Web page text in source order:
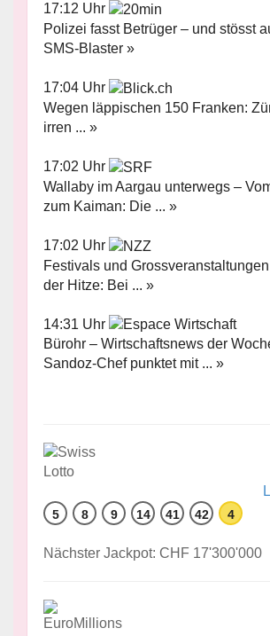
17:12 Uhr
Polizei fasst Betrüger – und stösst
SMS-Blaster »
17:04 Uhr
Wegen läppischen 150 Franken:
irren ... »
17:02 Uhr
Wallaby im Aargau unterwegs –
zum Kaiman: Die ... »
17:02 Uhr
Festivals und
der Hitze: Bei ... »
14:31 Uhr
Bürohr – Wirtschaftsnews der
Sandoz-Chef punktet mit ... »
5 8 9 14 41 42 4
Nächster Jackpot: CHF 17'300'000